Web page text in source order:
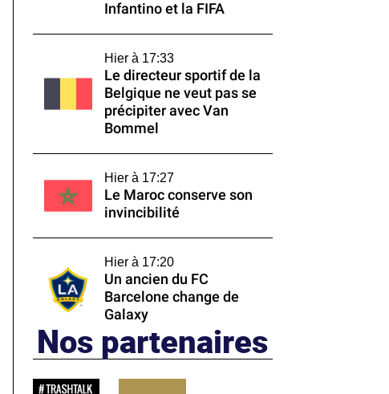
Infantino et la FIFA
Hier à 17:33
Le directeur sportif de la
Belgique ne veut pas se
précipiter avec Van
Bommel
Hier à 17:27
Le Maroc conserve son
invincibilité
Hier à 17:20
Un ancien du FC
Barcelone change de
Galaxy
Nos partenaires